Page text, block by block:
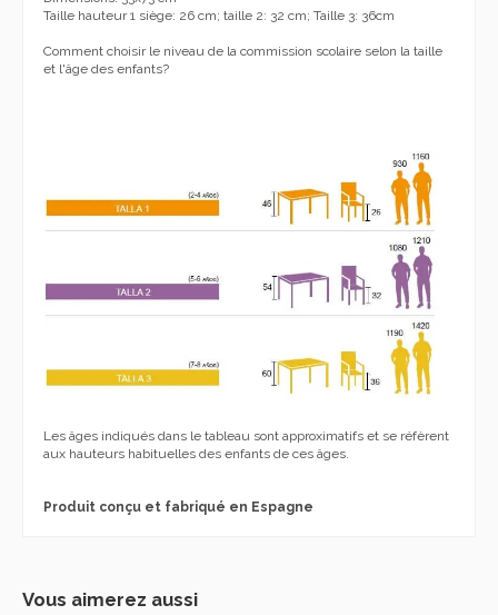
Taille hauteur 1 siège: 26 cm; taille 2: 32 cm; Taille 3: 36cm
Comment choisir le niveau de la commission scolaire selon la taille
et l'âge des enfants?
Les âges indiqués dans le tableau sont approximatifs et se réfèrent
aux hauteurs habituelles des enfants de ces âges.
Produit conçu et fabriqué en Espagne
Vous aimerez aussi